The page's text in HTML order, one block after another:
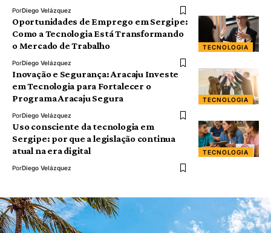
PorDiego Velázquez
TECNOLOGIA
Oportunidades de Emprego em Sergipe:
Como a Tecnologia Está Transformando
o Mercado de Trabalho
PorDiego Velázquez
TECNOLOGIA
Inovação e Segurança: Aracaju Investe
em Tecnologia para Fortalecer o
Programa Aracaju Segura
PorDiego Velázquez
TECNOLOGIA
Uso consciente da tecnologia em
Sergipe: por que a legislação continua
atual na era digital
PorDiego Velázquez